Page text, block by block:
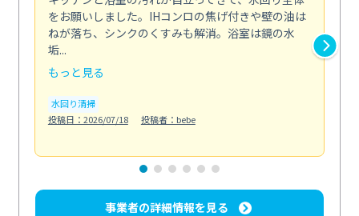
をお願いしました。IHコンロの焦げ付きや壁の油は
ねが落ち、シンクのくすみも解消。浴室は鏡の水
垢...
もっと見る
水回り清掃
投稿日：2026/07/18
投稿者：bebe
事業者の詳細情報を見る